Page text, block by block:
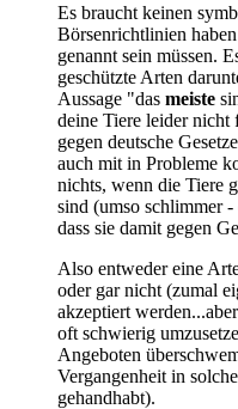
Es braucht keinen
Börsenrichtlinien
genannt sein müssen.
geschützte Arten
Aussage "das meiste
deine Tiere leider nicht
gegen deutsche
auch mit in Probleme
nichts, wenn die Tiere
sind (umso schlimmer
dass sie damit gegen
Also entweder eine
oder gar nicht (zumal
akzeptiert
oft schwierig
Angeboten
Vergangenheit in
gehandhabt).